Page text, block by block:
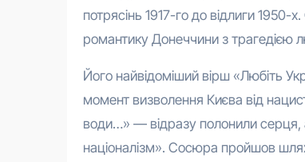
потрясінь 1917-го до відлиги
романтику Донеччини з
Його найвідоміший вірш «Любіть
момент визволення Києва від
води…» — відразу полонили
націоналізм». Сосюра пройшов